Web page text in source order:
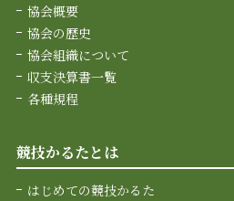
協会概要
協会の歴史
協会組織について
収支決算書一覧
各種規程
競技かるたとは
はじめての競技かるた